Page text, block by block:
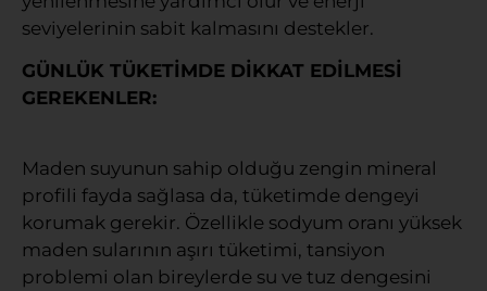
seviyelerinin sabit kalmasını destekler.
GÜNLÜK TÜKETİMDE DİKKAT EDİLMESİ
GEREKENLER:
Maden suyunun sahip olduğu zengin mineral
profili fayda sağlasa da, tüketimde dengeyi
korumak gerekir. Özellikle sodyum oranı yüksek
maden sularının aşırı tüketimi, tansiyon
problemi olan bireylerde su ve tuz dengesini